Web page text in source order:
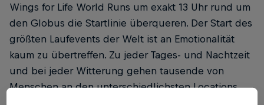
Wings for Life World Runs um exakt 13 Uhr rund um
den Globus die Startlinie überqueren. Der Start des
größten Laufevents der Welt ist an Emotionalität
kaum zu übertreffen. Zu jeder Tages- und Nachtzeit
und bei jeder Witterung gehen tausende von
Menschen an den unterschiedlichsten Locations